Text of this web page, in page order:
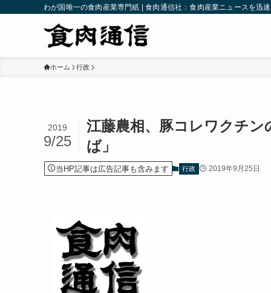
わが国唯一の食肉産業専門紙 | 食肉通信社：食肉産業ニュースを迅
ホーム 行政
江藤農相、豚コレワクチ
ば」
2019
9/25
当HP記事は広告記事も含みます 行政 2019年9月25日